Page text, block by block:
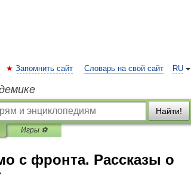
RU
Запомнить сайт Словарь на свой сайт
Найти!
Игры ⚽
с фронта. Рассказы о